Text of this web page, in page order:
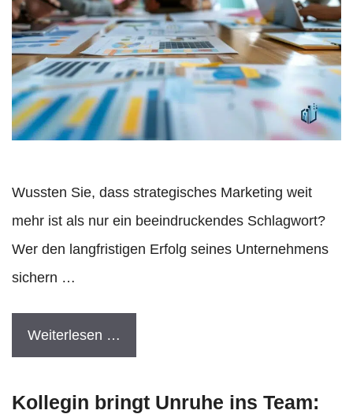
Wussten Sie, dass strategisches Marketing weit
mehr ist als nur ein beeindruckendes Schlagwort?
Wer den langfristigen Erfolg seines Unternehmens
sichern …
Weiterlesen …
Kollegin bringt Unruhe ins Team: